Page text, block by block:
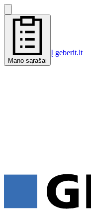
Mano sąrašai
Į geberit.lt